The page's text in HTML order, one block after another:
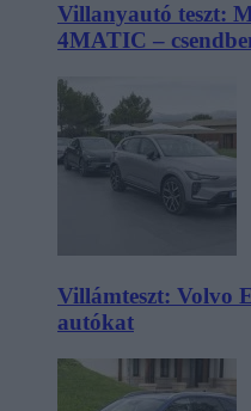
Villanyautó teszt:
4MATIC –
Villámteszt: Volvo
autókat